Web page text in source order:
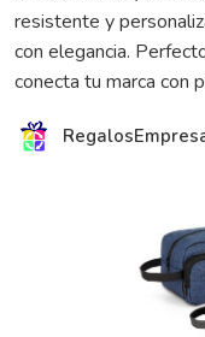
resistente y
con elegancia.
conecta tu marca con